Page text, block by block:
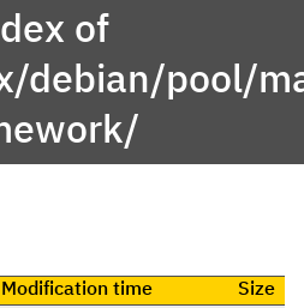
of
debian/pool/
Modification time
Size